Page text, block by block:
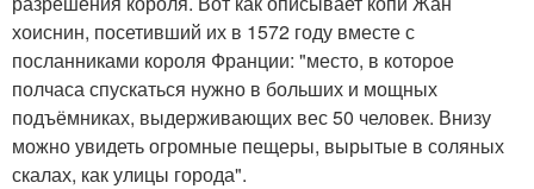
хоиснин, посетивший их в 1572 году вместе с
посланниками короля Франции: "место, в которое
полчаса спускаться нужно в больших и мощных
подъёмниках, выдерживающих вес 50 человек. Внизу
можно увидеть огромные пещеры, вырытые в соляных
скалах, как улицы города".